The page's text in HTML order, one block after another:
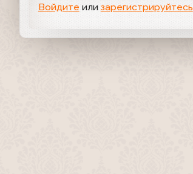
Войдите или зарегистрируйтесь